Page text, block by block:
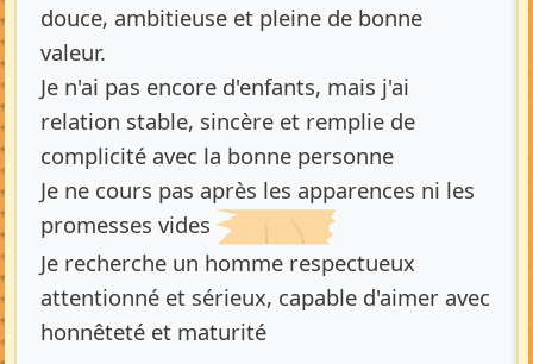
douce, ambitieuse et pleine de bonne
valeur.
Je n'ai pas encore d'enfants, mais j'ai
relation stable, sincère et remplie de
complicité avec la bonne personne
Je ne cours pas après les apparences ni les
promesses vides
Je recherche un homme respectueux
attentionné et sérieux, capable d'aimer avec
honnêteté et maturité